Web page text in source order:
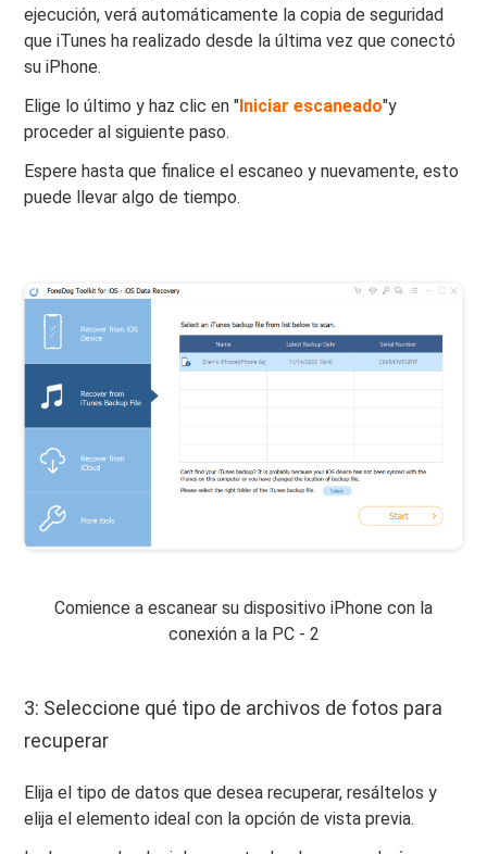
ejecución, verá automáticamente la copia de seguridad
que iTunes ha realizado desde la última vez que conectó
su iPhone.
Elige lo último y haz clic en "Iniciar escaneado"y
proceder al siguiente paso.
Espere hasta que finalice el escaneo y nuevamente, esto
puede llevar algo de tiempo.
Comience a escanear su dispositivo iPhone con la
conexión a la PC - 2
3: Seleccione qué tipo de archivos de fotos para
recuperar
Elija el tipo de datos que desea recuperar, resáltelos y
elija el elemento ideal con la opción de vista previa.